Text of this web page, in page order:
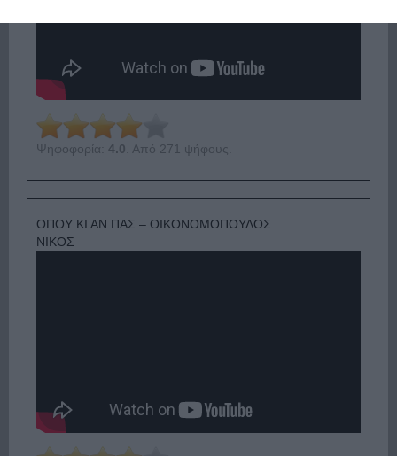
Ψηφοφορία: 4.0 . Από 271 ψήφους.
ΟΠΟΥ ΚΙ ΑΝ ΠΑΣ – ΟΙΚΟΝΟΜΟΠΟΥΛΟΣ
ΝΙΚΟΣ